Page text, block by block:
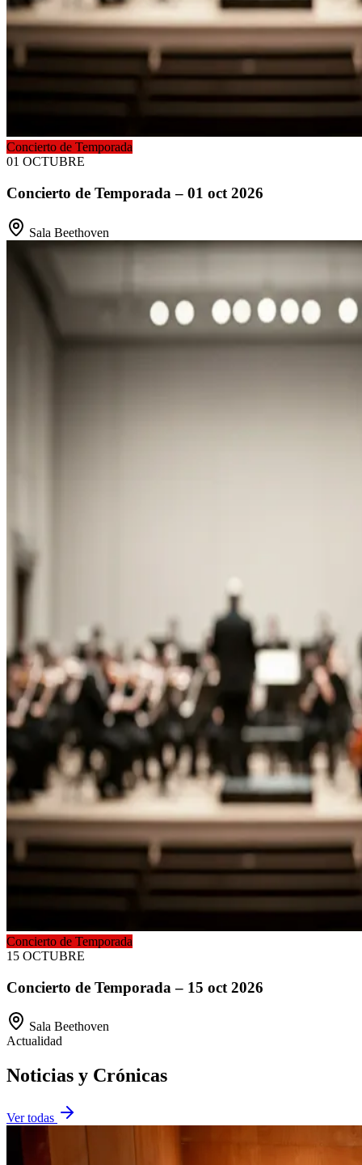
Concierto de Temporada
01 OCTUBRE
Concierto de Temporada – 01 oct 2026
Sala Beethoven
Concierto de Temporada
15 OCTUBRE
Concierto de Temporada – 15 oct 2026
Sala Beethoven
Actualidad
Noticias y Crónicas
Ver todas